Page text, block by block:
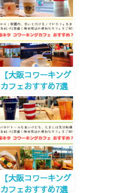
百貨店チョコレート
博覧会2021！ステイ
ホームのお取り寄せ
でも是非！
【大阪コワーキング
カフェおすすめ7選
Vol.3～キタ編～】
電源Wi-Fi完備！ノ
マドワーカー必見！
梅田から１駅先の穴
場もあり。
【大阪コワーキング
カフェおすすめ7選